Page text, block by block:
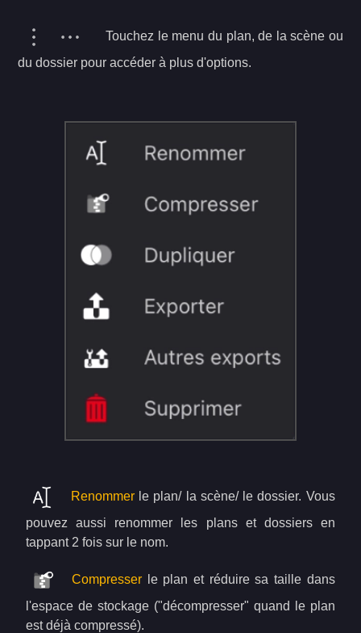
Touchez le menu du plan, de la scène ou
du dossier pour accéder à plus d'options.
Renommerle plan/ la scène/ le dossier. Vous
pouvez aussi renommer les plans et dossiers en
tappant 2 fois sur le nom.
Compresser le plan et réduire sa taille dans
l'espace de stockage ("décompresser" quand le plan
est déjà compressé).